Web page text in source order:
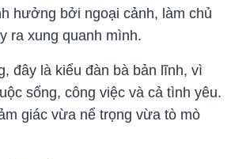
hưởng bởi ngoại cảnh, làm chủ
ra xung quanh mình.
đây là kiểu đàn bà bản lĩnh, vì
sống, công việc và cả tình yêu.
giác vừa nể trọng vừa tò mò